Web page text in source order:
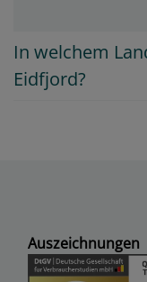
In welchem
Eidfjord?
Auszeichnungen